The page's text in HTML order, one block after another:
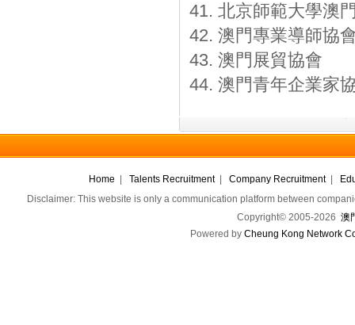
41. 北京師範大學澳
42. 澳門專業導師協
43. 澳門展貿協會
44. 澳門青年企業家
Home Talents Recruitment| Company Recruitment|
Disclaimer: This website is only a communication platform between
Copyright© 2005-2026 澳
Powered by Cheung Kong Network